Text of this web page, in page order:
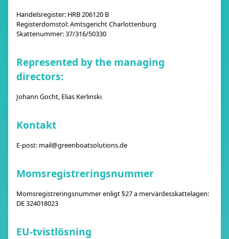
Handelsregister: HRB 206120 B
Registerdomstol: Amtsgericht Charlottenburg
Skattenummer: 37/316/50330
Represented by the managing
directors:
Johann Gocht, Elias Kerlinski
Kontakt
E-post: mail@greenboatsolutions.de
Momsregistreringsnummer
Momsregistreringsnummer enligt §27 a mervärdesskattelagen:
DE 324018023
EU-tvistlösning